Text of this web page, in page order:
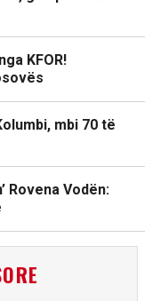
KFOR!
mbi 70 të
Rovena Vodën: